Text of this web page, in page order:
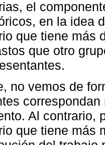
el
en la idea
que tiene más
que otro
no vemos de
Al contrario,
que tiene más